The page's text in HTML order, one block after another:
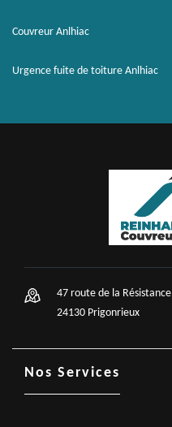
Couvreur Anlhiac
Urgence fuite de toiture Anlhiac
47 route de la Résistance
24130 Prigonrieux
Nos Services